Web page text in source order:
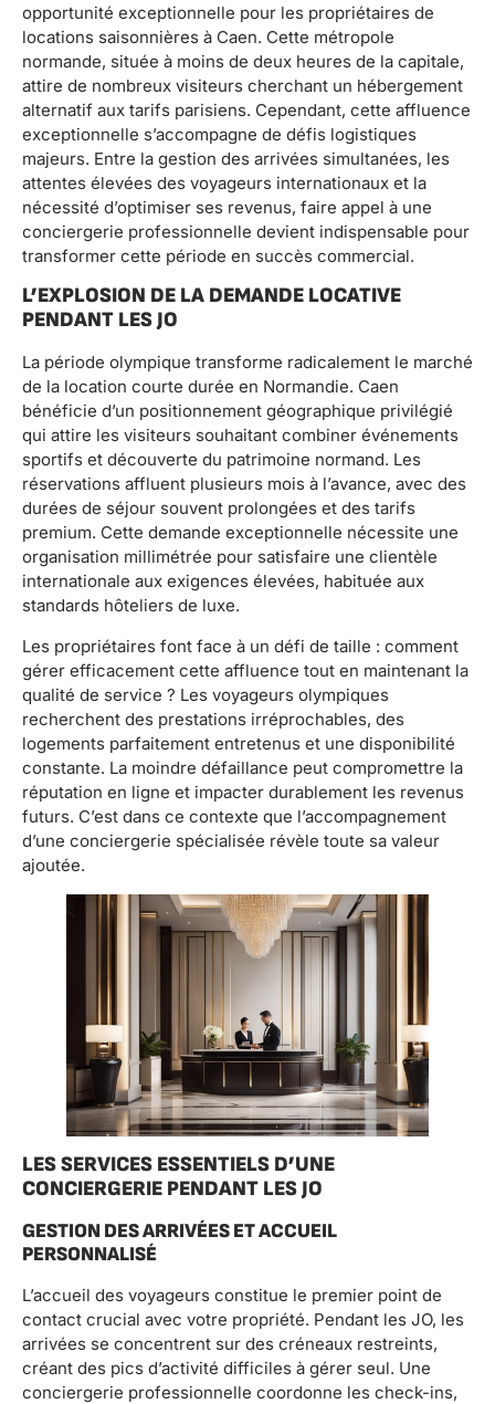
opportunité exceptionnelle pour les propriétaires de
locations saisonnières à Caen. Cette métropole
normande, située à moins de deux heures de la capitale,
attire de nombreux visiteurs cherchant un hébergement
alternatif aux tarifs parisiens. Cependant, cette affluence
exceptionnelle s’accompagne de défis logistiques
majeurs. Entre la gestion des arrivées simultanées, les
attentes élevées des voyageurs internationaux et la
nécessité d’optimiser ses revenus, faire appel à une
conciergerie professionnelle devient indispensable pour
transformer cette période en succès commercial.
L’EXPLOSION DE LA DEMANDE LOCATIVE
PENDANT LES JO
La période olympique transforme radicalement le marché
de la location courte durée en Normandie. Caen
bénéficie d’un positionnement géographique privilégié
qui attire les visiteurs souhaitant combiner événements
sportifs et découverte du patrimoine normand. Les
réservations affluent plusieurs mois à l’avance, avec des
durées de séjour souvent prolongées et des tarifs
premium. Cette demande exceptionnelle nécessite une
organisation millimétrée pour satisfaire une clientèle
internationale aux exigences élevées, habituée aux
standards hôteliers de luxe.
Les propriétaires font face à un défi de taille : comment
gérer efficacement cette affluence tout en maintenant la
qualité de service ? Les voyageurs olympiques
recherchent des prestations irréprochables, des
logements parfaitement entretenus et une disponibilité
constante. La moindre défaillance peut compromettre la
réputation en ligne et impacter durablement les revenus
futurs. C’est dans ce contexte que l’accompagnement
d’une conciergerie spécialisée révèle toute sa valeur
ajoutée.
LES SERVICES ESSENTIELS D’UNE
CONCIERGERIE PENDANT LES JO
GESTION DES ARRIVÉES ET ACCUEIL
PERSONNALISÉ
L’accueil des voyageurs constitue le premier point de
contact crucial avec votre propriété. Pendant les JO, les
arrivées se concentrent sur des créneaux restreints,
créant des pics d’activité difficiles à gérer seul. Une
conciergerie professionnelle coordonne les check-ins,